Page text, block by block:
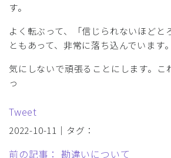
す。
よく転ぶって、「信じられないほどと
ともあって、非常に落ち込んでいます。
気にしないで頑張ることにします。こ
っ
Tweet
2022-10-11｜タグ：
前の記事： 勘違いについて